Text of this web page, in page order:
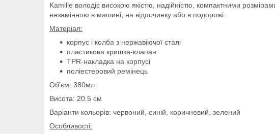
Kamille володіє високою якістю, надійністю, компактними
незамінною в машині, на відпочинку або в подорожі.
Матеріал:
корпус і колба з нержавіючої сталі
пластикова кришка-клапан
TPR-накладка на корпусі
поліестеровий ремінець
Об'єм: 380мл
Висота: 20.5 см
Варіанти кольорів: червоний, синій, коричневий, зелений
Особливості: